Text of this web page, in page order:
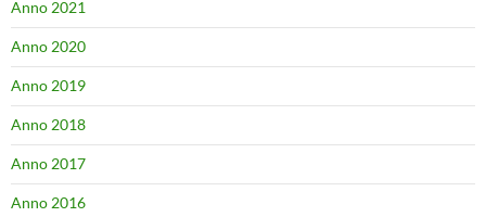
Anno 2021
Anno 2020
Anno 2019
Anno 2018
Anno 2017
Anno 2016